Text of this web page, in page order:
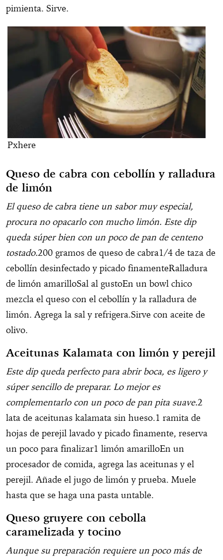
pimienta. Sirve.
Pxhere
Queso de cabra con cebollín y ralladura
de limón
El queso de cabra tiene un sabor muy especial,
procura no opacarlo con mucho limón. Este dip
queda súper bien con un poco de pan de centeno
tostado.200 gramos de queso de cabra1/4 de taza de
cebollín desinfectado y picado finamenteRalladura
de limón amarilloSal al gustoEn un bowl chico
mezcla el queso con el cebollín y la ralladura de
limón. Agrega la sal y refrigera.Sirve con aceite de
olivo.
Aceitunas Kalamata con limón y perejil
Este dip queda perfecto para abrir boca, es ligero y
súper sencillo de preparar. Lo mejor es
complementarlo con un poco de pan pita suave.2
lata de aceitunas kalamata sin hueso.1 ramita de
hojas de perejil lavado y picado finamente, reserva
un poco para finalizar1 limón amarilloEn un
procesador de comida, agrega las aceitunas y el
perejil. Añade el jugo de limón y prueba. Muele
hasta que se haga una pasta untable.
Queso gruyere con cebolla
caramelizada y tocino
Aunque su preparación requiere un poco más de